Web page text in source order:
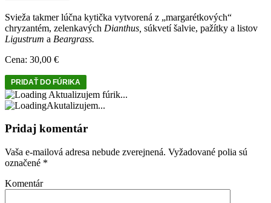
Svieža takmer lúčna kytička vytvorená z „margarétkových“
chryzantém, zelenkavých Dianthus, súkvetí šalvie, pažítky a listov
Ligustrum a Beargrass.
Cena: 30,00 €
Aktualizujem fúrik...
Akutalizujem...
Pridaj komentár
Vaša e-mailová adresa nebude zverejnená. Vyžadované polia sú
označené *
Komentár